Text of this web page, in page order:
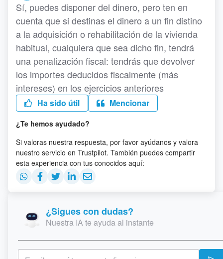
Sí, puedes disponer del dinero, pero ten en
cuenta que si destinas el dinero a un fin distino
a la adquisición o rehabilitación de la vivienda
habitual, cualquiera que sea dicho fin, tendrá
una penalización fiscal: tendrás que devolver
los importes deducidos fiscalmente (más
intereses) en los ejercicios anteriores
Ha sido útil Mencionar
¿Te hemos ayudado?
Si valoras nuestra respuesta, por favor ayúdanos y valora
nuestro servicio en Trustpilot. También puedes compartir
esta experiencia con tus conocidos aquí:
¿Sigues con dudas?
Nuestra IA te ayuda al instante